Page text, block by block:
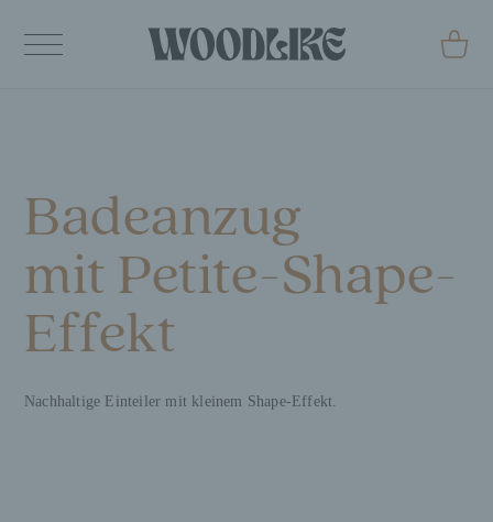
Badeanzug
mit Petite-Shape-
Effekt
Nachhaltige Einteiler mit kleinem Shape-Effekt.